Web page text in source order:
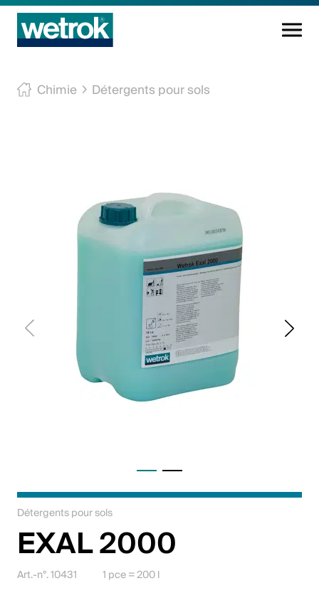
Produits
Connaissance
Jobs
Veuillez sélectionner un pays et une langue
Suisse
Chimie Détergents pour sols
Détergents pour sols
EXAL 2000
Art.-n°. 10431 1 pce = 200 l